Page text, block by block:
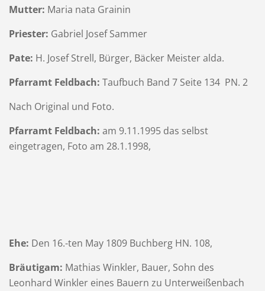
Mutter: Maria nata Grainin
Priester: Gabriel Josef Sammer
Pate: H. Josef Strell, Bürger, Bäcker Meister alda.
Pfarramt Feldbach: Taufbuch Band 7 Seite 134 PN. 2
Nach Original und Foto.
Pfarramt Feldbach: am 9.11.1995 das selbst
eingetragen, Foto am 28.1.1998,
Ehe: Den 16.-ten May 1809 Buchberg HN. 108,
Bräutigam: Mathias Winkler, Bauer, Sohn des
Leonhard Winkler eines Bauern zu Unterweißenbach